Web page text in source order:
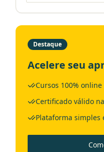
Destaque
Acelere seu
Cursos 100%
Certificado válido
Plataforma simples